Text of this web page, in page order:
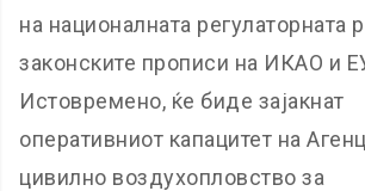
на националната регулаторната
законските прописи на ИКАО и
Истовремено, ќе биде зајакнат
оперативниот капацитет на
цивилно воздухопловство за